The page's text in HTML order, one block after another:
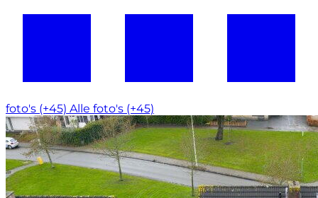
foto's (+45) Alle foto's (+45)